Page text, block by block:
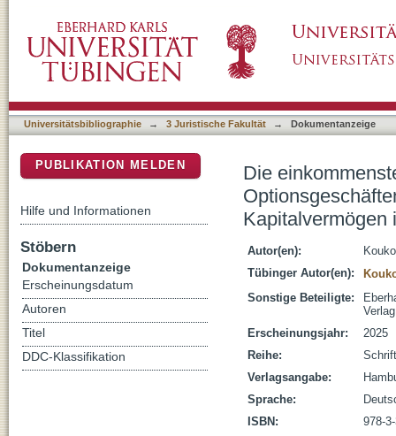
Privatvermögen des Anlegers als
Griechenland
Universitätsbibliographie → 3 Juristische Fakultät → Dokumentanzeige
Die
Kapitalvermögen
Autor(en):
Tübinger Autor(en):
Sonstige Beteiligte:
Erscheinungsjahr:
2025
Reihe:
Verlagsangabe:
Sprache:
ISBN:
978-
PUBLIKATION MELDEN
Hilfe und Informationen
Stöbern
Dokumentanzeige
Erscheinungsdatum
Autoren
Titel
DDC-Klassifikation